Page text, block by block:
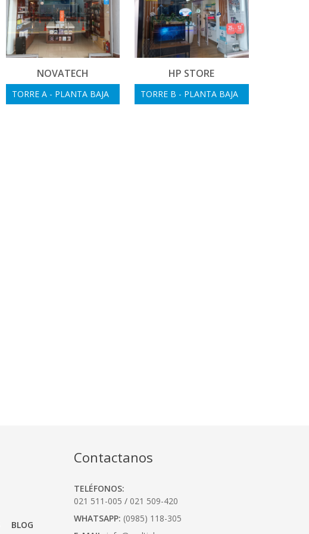
NOVATECH
TORRE A - PLANTA BAJA
HP STORE
TORRE B - PLANTA BAJA
BLOG
Contactanos
TELÉFONOS:
021 511-005 / 021 509-420
WHATSAPP: (0985) 118-305